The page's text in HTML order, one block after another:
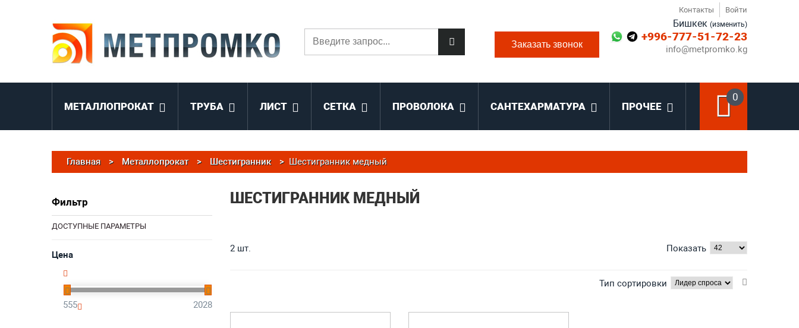
Бишкек (изменить)
+996-777-51-72-23
info@metpromko.kg
Контакты Войти
Заказать звонок
0
МЕТАЛЛОПРОКАТ
ТРУБА ЛИСТ СЕТКА ПРОВОЛОКА САНТЕХАРМАТУРА ПРОЧЕЕ
Главная > Металлопрокат > Шестигранник > Шестигранник медный
ШЕСТИГРАННИК МЕДНЫЙ
2 шт. Показать
Тип сортировки
Фильтр
ДОСТУПНЫЕ ПАРАМЕТРЫ
Цена
555 2028